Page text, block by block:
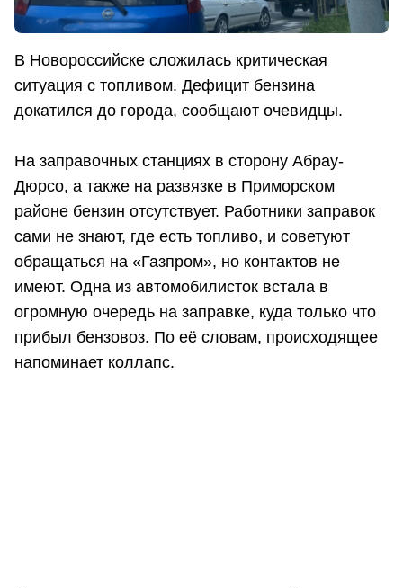
В Новороссийске сложилась критическая
ситуация с топливом. Дефицит бензина
докатился до города, сообщают очевидцы.
На заправочных станциях в сторону Абрау-
Дюрсо, а также на развязке в Приморском
районе бензин отсутствует. Работники заправок
сами не знают, где есть топливо, и советуют
обращаться на «Газпром», но контактов не
имеют. Одна из автомобилисток встала в
огромную очередь на заправке, куда только что
прибыл бензовоз. По её словам, происходящее
напоминает коллапс.